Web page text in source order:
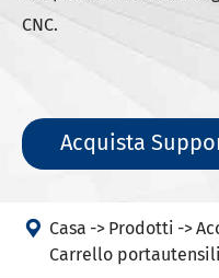
CNC.
Acquista
 Casa Prodotti
Carrello portautensili